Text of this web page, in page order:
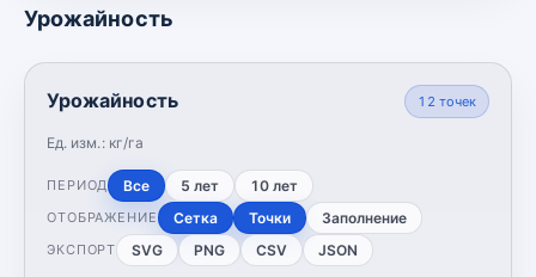
Урожайность
Урожайность
Ед. изм.: кг/га
12 точек
ПЕРИОД Все 5 лет 10 лет
ОТОБРАЖЕНИЕ Сетка Точки Заполнение
ЭКСПОРТ SVG PNG CSV JSON